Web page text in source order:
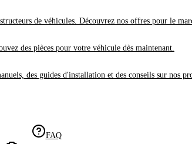
de véhicules. Découvrez nos offres pour le
des pièces pour votre véhicule dès maintenant.
des guides d'installation et des conseils sur nos
FAQ